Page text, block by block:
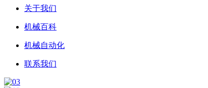
关于我们
机械百科
机械自动化
联系我们